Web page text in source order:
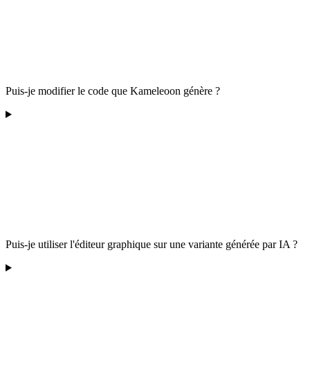
Puis-je modifier le code que Kameleoon génère ?
Puis-je utiliser l'éditeur graphique sur une variante générée par IA ?